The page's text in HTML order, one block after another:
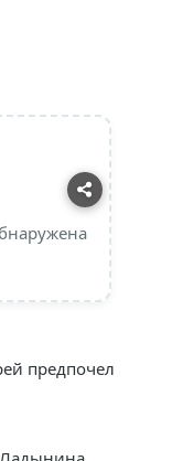
предпочел